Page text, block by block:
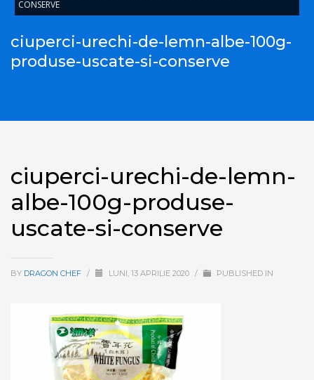
CONSERVE
ciuperci-urechi-de-lemn-albe-100g-
produse-uscate-si-conserve
ciuperci-urechi-de-lemn-
albe-100g-produse-
uscate-si-conserve
BY DRAGON CHEF / LUNI, 13 APRILIE 2020 / PUBLISHED IN